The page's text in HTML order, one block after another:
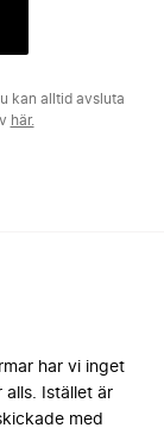
kan alltid avsluta
här.
har vi inget
alls. Istället är
med